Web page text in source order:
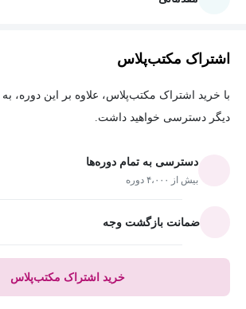
اشتراک مکتب‌پلاس
دیگر دسترسی خواهید داشت.
دسترسی به تمام دوره‌ها
بیش از ۴،۰۰۰ دوره
ضمانت بازگشت وجه
خرید اشتراک مکتب‌پلاس